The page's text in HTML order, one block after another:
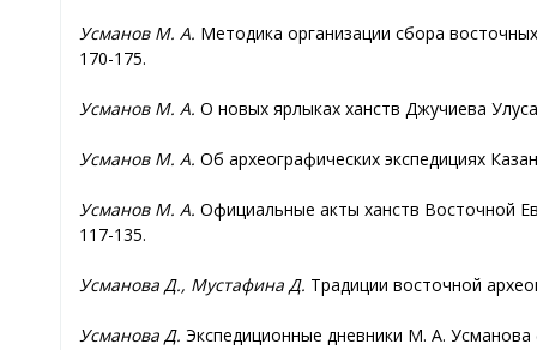
Усманов М. А. Методика организации сбора
170-175.
Усманов М. А. О новых ярлыках ханств Джучиева
Усманов М. А. Об археографических экспедициях
Усманов М. А. Официальные акты ханств Восточной
117-135.
Усманова Д., Мустафина Д. Традиции восточной
Усманова Д. Экспедиционные дневники М. А. Усманова